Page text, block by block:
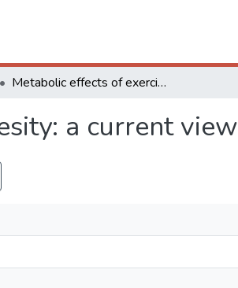
Metabolic effects of exercise on childhood obesity: a current view
a current view